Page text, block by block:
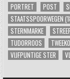
PORTRET
POST
STAATSSPOORWEGEN
STERNMARKE
TUDORROOS
VIJFPUNTIGE STER